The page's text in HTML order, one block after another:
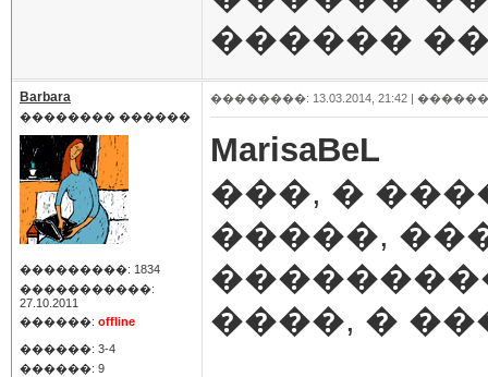
������
Barbara
�������� ������
���������: 1834
�����������:
27.10.2011
������: offline
������: 3-4
������: 9
��������: 13.03.2014, 21:42 |
MarisaBeL
���, �
�����,
����, �